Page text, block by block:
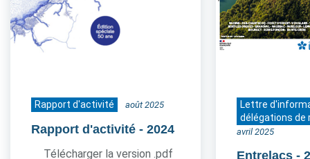
Rapport d'activité août 2025
Rapport d'activité - 2024
Télécharger la version .pdf
Lettre
délégations de
avril 2025
Entrelacs -